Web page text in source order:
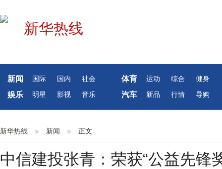
新闻 国际 国内 社会 体育 运动 综合 健身
娱乐 明星 影视 音乐 汽车 新品 行情 导购
新华热线 新闻 正文
中信建投张青：荣获“公益先锋